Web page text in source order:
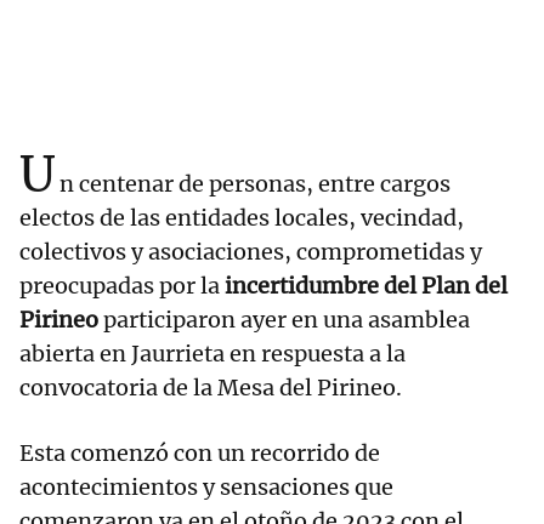
Un centenar de personas, entre cargos
electos de las entidades locales, vecindad,
colectivos y asociaciones, comprometidas y
preocupadas por laincertidumbre del Plan del
Pirineoparticiparon ayer en una asamblea
abierta en Jaurrieta en respuesta a la
convocatoria de la Mesa del Pirineo.
Esta comenzó con un recorrido de
acontecimientos y sensaciones que